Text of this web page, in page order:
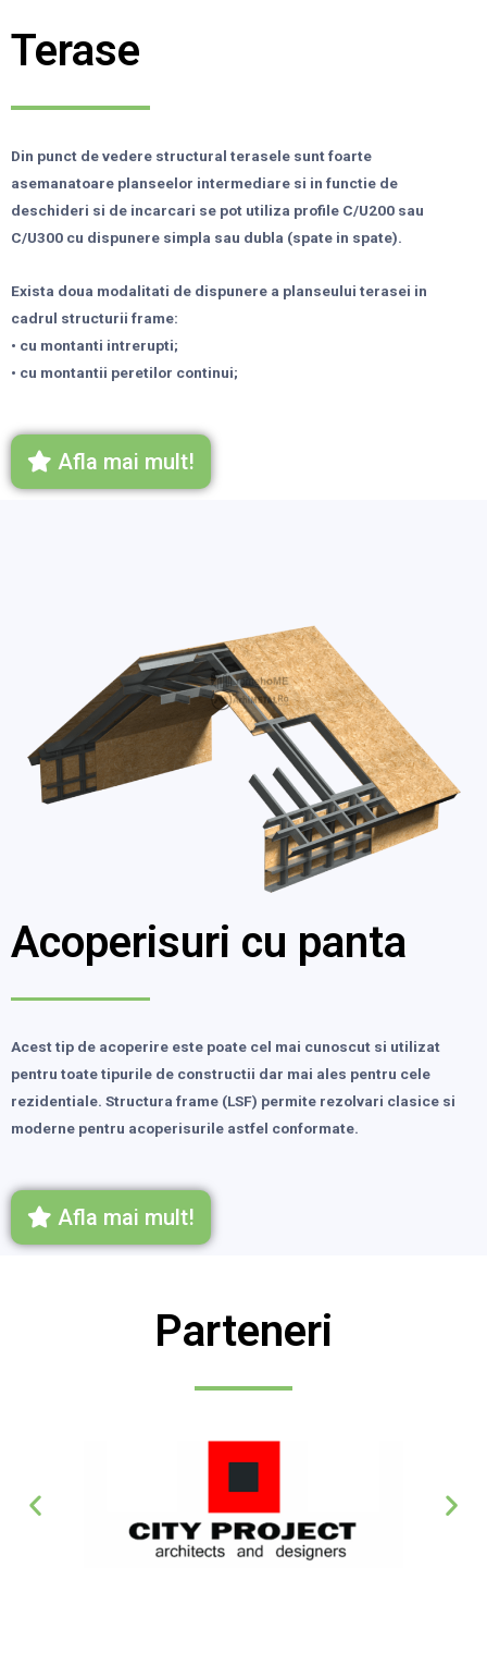
Terase
Din punct de vedere structural terasele sunt foarte
asemanatoare planseelor intermediare si in functie de
deschideri si de incarcari se pot utiliza profile C/U200 sau
C/U300 cu dispunere simpla sau dubla (spate in spate).
Exista doua modalitati de dispunere a planseului terasei in
cadrul structurii frame:
• cu montanti intrerupti;
• cu montantii peretilor continui;
Afla mai mult!
Acoperisuri cu panta
Acest tip de acoperire este poate cel mai cunoscut si utilizat
pentru toate tipurile de constructii dar mai ales pentru cele
rezidentiale. Structura frame (LSF) permite rezolvari clasice si
moderne pentru acoperisurile astfel conformate.
Afla mai mult!
Parteneri